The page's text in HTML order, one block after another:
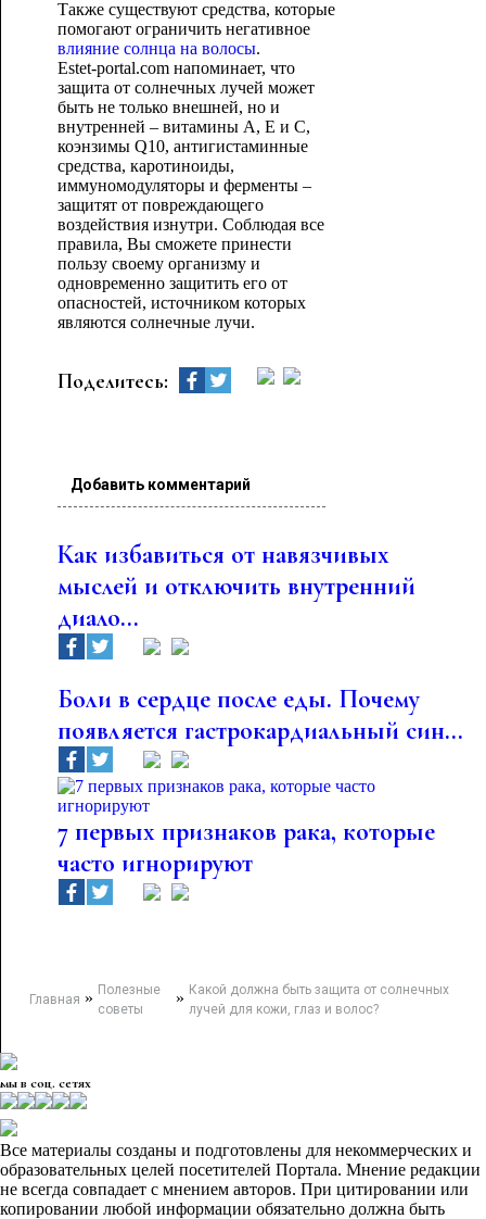
Также существуют средства, которые
помогают ограничить негативное
влияние солнца на волосы.
Estet-portal.com напоминает, что
защита от солнечных лучей может
быть не только внешней, но и
внутренней – витамины А, Е и С,
коэнзимы Q10, антигистаминные
средства, каротиноиды,
иммуномодуляторы и ферменты –
защитят от повреждающего
воздействия изнутри. Соблюдая все
правила, Вы сможете принести
пользу своему организму и
одновременно защитить его от
опасностей, источником которых
являются солнечные лучи.
Поделитесь:
Добавить комментарий
Как избавиться от навязчивых
мыслей и отключить внутренний
диало...
Боли в сердце после еды. Почему
появляется гастрокардиальный син...
7 первых признаков рака, которые
часто игнорируют
Главная » Полезные
советы
» Какой должна быть защита от солнечных
лучей для кожи, глаз и волос?
мы в соц. сетях
Все материалы созданы и подготовлены для некоммерческих и
образовательных целей посетителей Портала. Мнение редакции
не всегда совпадает с мнением авторов. При цитировании или
копировании любой информации обязательно должна быть